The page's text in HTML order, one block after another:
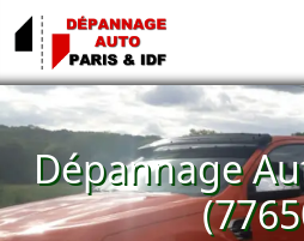
Dépannage